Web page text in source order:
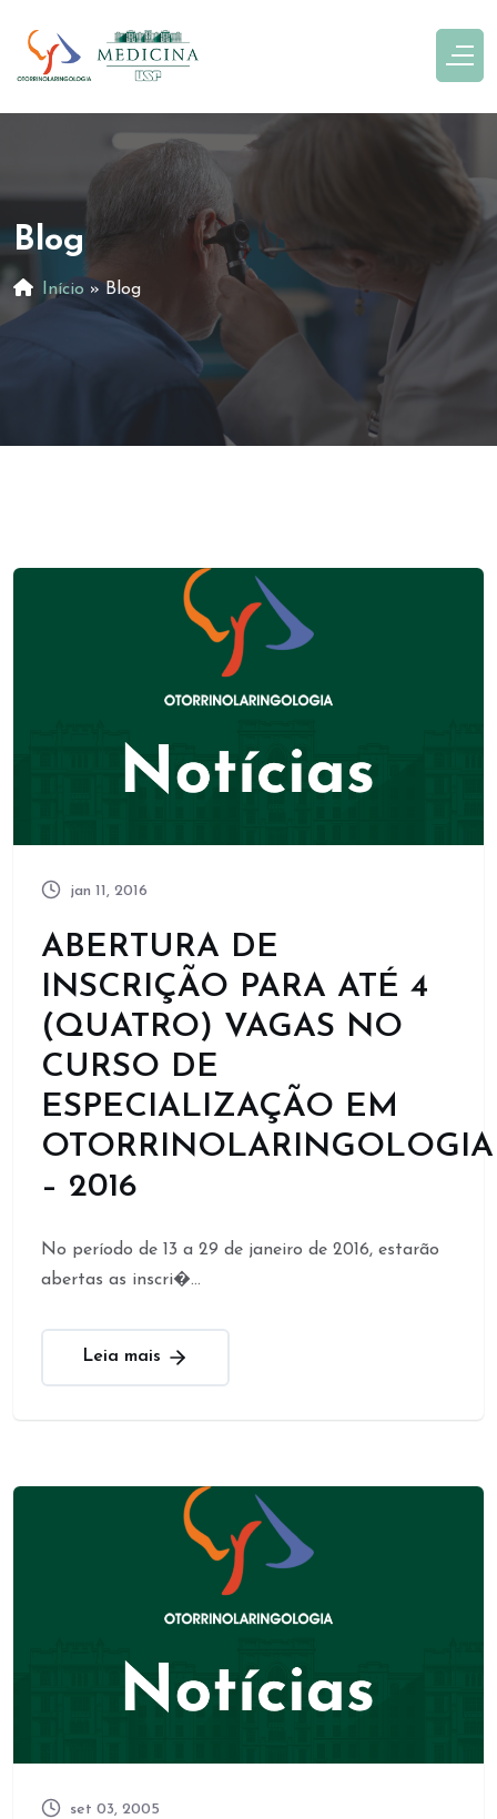
Blog
Início » Blog
jan 11, 2016
ABERTURA DE
INSCRIÇÃO PARA ATÉ 4
(QUATRO) VAGAS NO
CURSO DE
ESPECIALIZAÇÃO EM
OTORRINOLARINGOLOGIA
– 2016
No período de 13 a 29 de janeiro de 2016, estarão
abertas as inscri�...
Leia mais
set 03, 2005